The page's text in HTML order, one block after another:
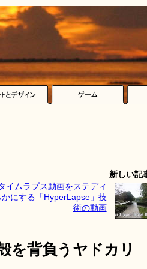
新しい記
イムラプス動画をステディ
にする「HyperLapse」技
術の動画
を背負うヤドカリ